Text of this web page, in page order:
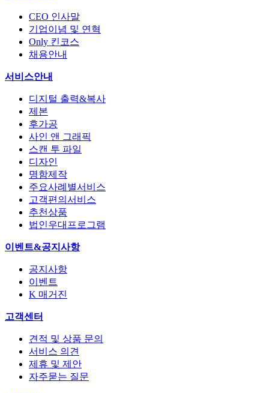
CEO 인사말
기업이념 및 연혁
Only 킨코스
채용안내
서비스안내
디지털 출력&복사
제본
후가공
사인 앤 그래픽
스캔 투 파일
디자인
명함제작
주요사례별서비스
고객편의서비스
추천상품
법인우대프로그램
이벤트&공지사항
공지사항
이벤트
K 매거진
고객센터
견적 및 상품 문의
서비스 의견
제휴 및 제안
자주묻는 질문